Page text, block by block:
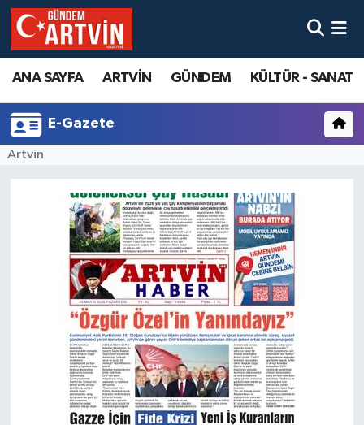
ANA SAYFA ARTVİN GÜNDEM KÜLTÜR - SANAT
E-Gazete
Artvin